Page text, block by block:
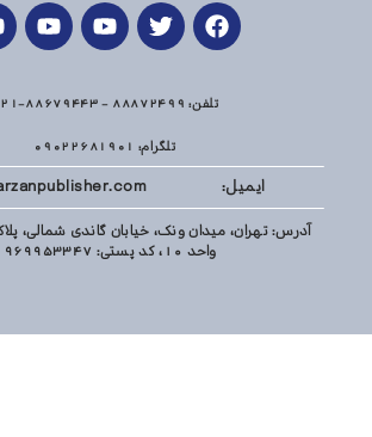
تلفن: 88872499 - 88679443-021
تلگرام: 09022681901
ایمیل: info@farzanpublisher.com
واحد 10، کد پستی: 1969953347